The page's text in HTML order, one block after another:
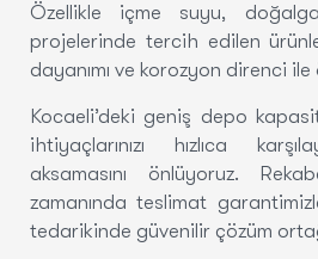
Özellikle içme suyu,
projelerinde tercih edilen
dayanımı ve korozyon direnci ile
Kocaeli’deki geniş depo
ihtiyaçlarınızı hızlıca
aksamasını önlüyoruz.
zamanında teslimat
tedarikinde güvenilir çözüm